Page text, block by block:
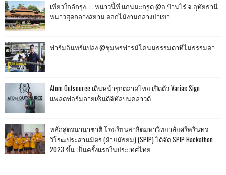
เที่ยวใกล้กรุง......หนาวนี้ที่ แก่นมะกรูด @อ.บ้านไร่ จ.อุทัยธานี
หนาวสุดกลางสยาม ดอกไม้งามกลางป่าเขา
ฟาร์มอินทร์แปลง @ชุมพรฟารม์โคนมธรรมดาที่ไม่ธรรมดา
Atom Outsource เดินหน้ารุกตลาดไทย เปิดตัว Varias Sign
แพลตฟอร์มลายเซ็นดิจิทัลบนคลาวด์
หลักสูตรนานาชาติ โรงเรียนสาธิตมหาวิทยาลัยศรีครินทร
วิโรฒประสานมิตร (ฝ่ายมัธยม) (SPIP) ได้จัด SPIP Hackathon
2023 ขึ้น เป็นครั้งแรกในประเทศไทย